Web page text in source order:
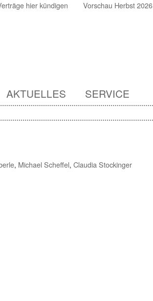
hier kündigen Vorschau Herbst 2026
AKTUELLES SERVICE
, Michael Scheffel,Claudia Stockinger